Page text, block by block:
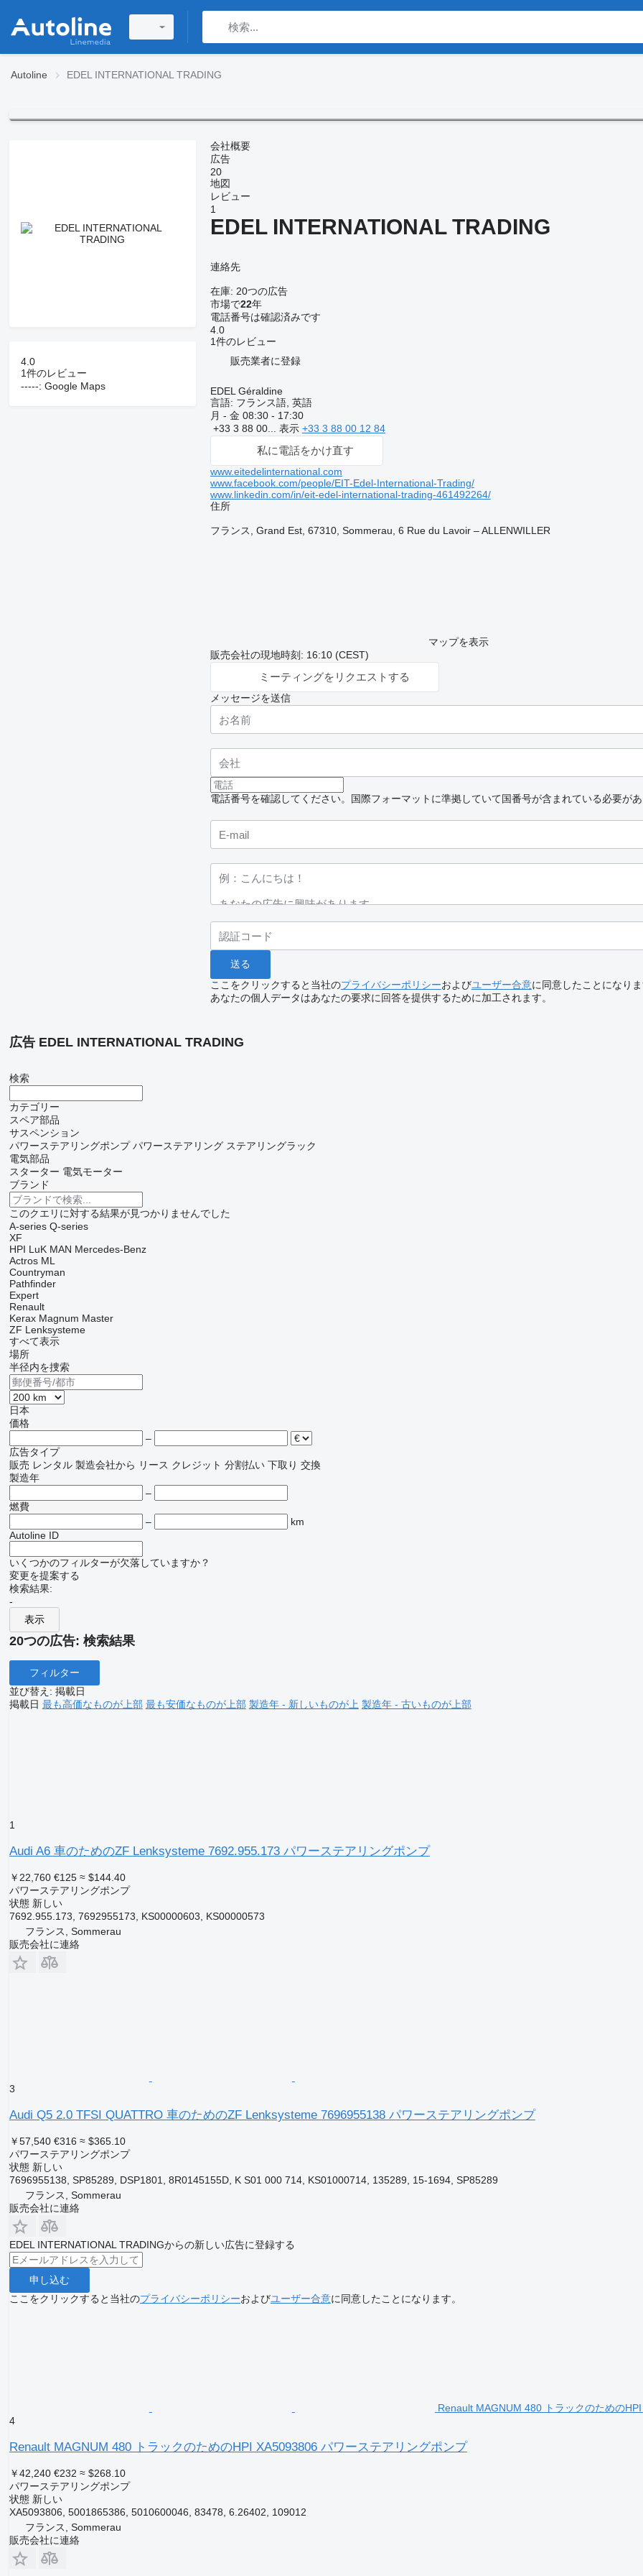
Autoline EDEL INTERNATIONAL TRADING
4.0
1件のレビュー
-----: Google Maps
会社概要
広告
20
地図
レビュー
1
EDEL INTERNATIONAL TRADING
連絡先
在庫: 20つの広告
市場で22年
電話番号は確認済みです
4.0
1件のレビュー
販売業者に登録
EDEL Géraldine
言語: フランス語, 英語
月 - 金 08:30 - 17:30
+33 3 88 00... 表示 +33 3 88 00 12 84
私に電話をかけ直す
www.eitedelinternational.com
www.facebook.com/people/EIT-Edel-International-Trading/
www.linkedin.com/in/eit-edel-international-trading-461492264/
住所
フランス, Grand Est, 67310, Sommerau, 6 Rue du Lavoir – ALLENWILLER
マップを表示
販売会社の現地時刻: 16:10 (CEST)
ミーティングをリクエストする
メッセージを送信
電話番号を確認してください。国際フォーマットに準拠していて国番号が含まれている必要が
ここをクリックすると当社のプライバシーポリシーおよびユーザー合意に同意したことになり
あなたの個人データはあなたの要求に回答を提供するために加工されます。
広告 EDEL INTERNATIONAL TRADING
検索
カテゴリー
スペア部品
サスペンション
パワーステアリングポンプ パワーステアリング ステアリングラック
電気部品
スターター 電気モーター
ブランド
このクエリに対する結果が見つかりませんでした
A-series Q-series
XF
HPI LuK MAN Mercedes-Benz
Actros ML
Countryman
Pathfinder
Expert
Renault
Kerax Magnum Master
ZF Lenksysteme
すべて表示
場所
半径内を捜索
日本
価格
–
広告タイプ
販売 レンタル 製造会社から リース クレジット 分割払い 下取り 交換
製造年
–
燃費
–
km
Autoline ID
いくつかのフィルターが欠落していますか？
変更を提案する
検索結果:
-
表示
20つの広告: 検索結果
フィルター
並び替え : 掲載日
掲載日 最も高価なものが上部 最も安価なものが上部 製造年 - 新しいものが上 製造年 - 古いものが上部
1
Audi A6 車のためのZF Lenksysteme 7692.955.173 パワーステアリングポンプ
￥22,760 €125 ≈ $144.40
パワーステアリングポンプ
状態新しい
7692.955.173, 7692955173, KS00000603, KS00000573
フランス, Sommerau
販売会社に連絡
3
Audi Q5 2.0 TFSI QUATTRO 車のためのZF Lenksysteme 7696955138 パワーステアリングポンプ
￥57,540 €316 ≈ $365.10
パワーステアリングポンプ
状態新しい
7696955138, SP85289, DSP1801, 8R0145155D, K S01 000 714, KS01000714, 135289, 15-1694, SP85289
フランス, Sommerau
販売会社に連絡
EDEL INTERNATIONAL TRADINGからの新しい広告に登録する
申し込む
ここをクリックすると当社のプライバシーポリシーおよびユーザー合意に同意したことになります。
Renault MAGNUM 480 トラックのための
4
Renault MAGNUM 480 トラックのためのHPI XA5093806 パワーステアリングポンプ
￥42,240 €232 ≈ $268.10
パワーステアリングポンプ
状態新しい
XA5093806, 5001865386, 5010600046, 83478, 6.26402, 109012
フランス, Sommerau
販売会社に連絡